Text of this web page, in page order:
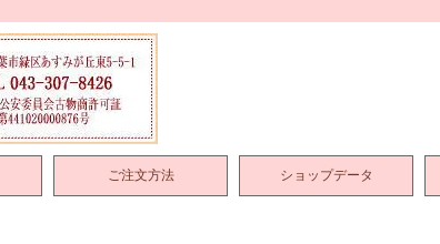
ご注文方法 ショップデータ